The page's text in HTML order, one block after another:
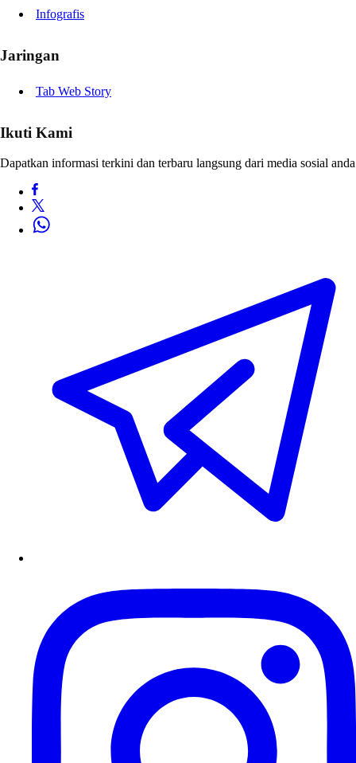
Infografis
Jaringan
Tab Web Story
Ikuti Kami
Dapatkan informasi terkini dan terbaru langsung dari media sosial anda